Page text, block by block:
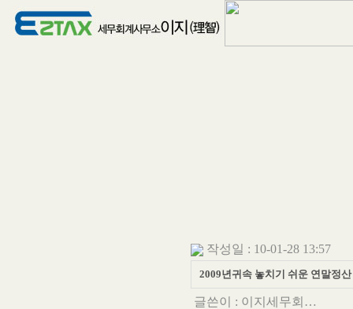
작성일 : 10-01-28 13:57
2009년귀속 놓치기 쉬운 연말정
글쓴이 : 이지세무회…